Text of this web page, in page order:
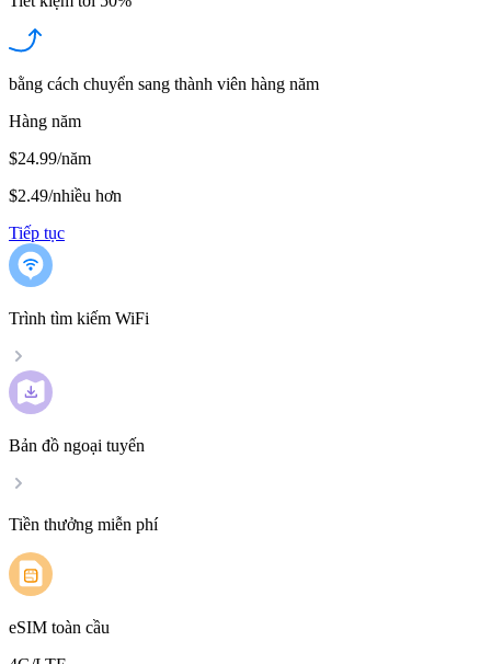
bằng cách chuyển sang thành viên hàng năm
Hàng năm
$24.99/năm
$2.49/nhiều hơn
Tiếp tục
Trình tìm kiếm WiFi
Bản đồ ngoại tuyến
Tiền thưởng miễn phí
eSIM toàn cầu